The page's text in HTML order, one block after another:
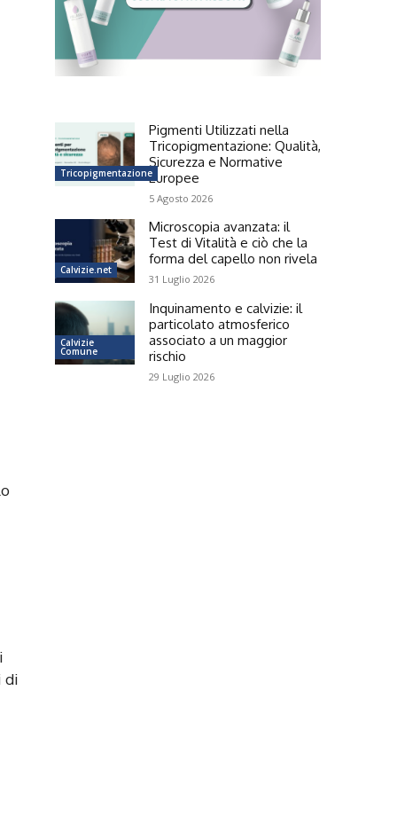
di
Tricopigmentazione
Pigmenti Utilizzati nella
Tricopigmentazione: Qualità,
Sicurezza e Normative
Europee
5 Agosto 2026
Calvizie.net
Microscopia avanzata: il
Test di Vitalità e ciò che la
forma del capello non rivela
31 Luglio 2026
Calvizie
Comune
Inquinamento e calvizie: il
particolato atmosferico
associato a un maggior
rischio
29 Luglio 2026